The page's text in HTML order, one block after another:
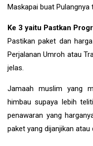
Maskapai buat Pulangnya
Ke 3 yaitu Pastkan
Pastikan paket dan
Perjalanan Umroh atau
jelas.
Jamaah muslim yang
himbau supaya lebih
penawaran yang
paket yang dijanjikan atau